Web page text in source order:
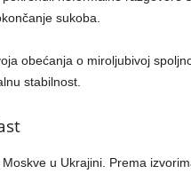
sukoba.
obećanja o miroljubivoj
stabilnost.
u Ukrajini. Prema